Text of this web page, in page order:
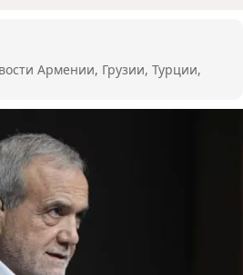
Армении, Грузии, Турции,